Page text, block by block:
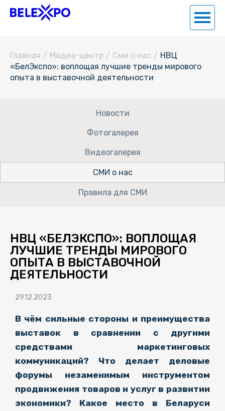
Главная / Медиа-центр / Сми о нас / НВЦ
«БелЭкспо»: воплощая лучшие тренды мирового
опыта в выставочной деятельности
Новости
Фотогалерея
Видеогалерея
СМИ о нас
Правила для СМИ
НВЦ «БЕЛЭКСПО»: ВОПЛОЩАЯ
ЛУЧШИЕ ТРЕНДЫ МИРОВОГО
ОПЫТА В ВЫСТАВОЧНОЙ
ДЕЯТЕЛЬНОСТИ
29.12.2023
В чём сильные стороны и преимущества
выставок в сравнении с другими
средствами маркетинговых
коммуникаций? Что делает деловые
форумы незаменимым инструментом
продвижения товаров и услуг в развитии
экономики? Какое место в Беларуси